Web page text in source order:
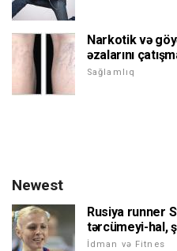
Narkotik və
əzalarını
Sağlamlıq
Newest
Rusiya runner
tərcümeyi-hal,
İdman və Fitnes